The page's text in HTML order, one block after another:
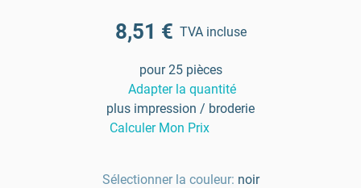
8,51 € TVA incluse
pour 25 pièces
Adapter la quantité
plus impression / broderie
Calculer Mon Prix
Sélectionner la couleur: noir